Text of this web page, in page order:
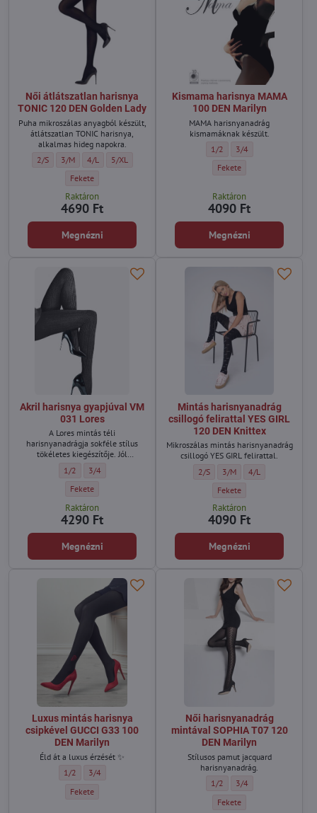
Női átlátszatlan harisnya
TONIC 120 DEN Golden Lady
Puha mikroszálas anyagból készült,
átlátszatlan TONIC harisnya,
alkalmas hideg napokra.
Női átlátszatlan harisnya TONIC 120 DEN Golden Lady - Méret:
2/S Női átlátszatlan harisnya TONIC 120 DEN Golden Lady - Méret:
3/M Női átlátszatlan harisnya TONIC 120 DEN Golden Lady - Méret:
4/L Női átlátszatlan harisnya TONIC 120 DEN Golden Lady -
5/XL
Női átlátszatlan harisnya TONIC 120 DEN Golden Lady - Szín:
Fekete
Raktáron
4690 Ft
Megnézni
Kismama harisnya MAMA
100 DEN Marilyn
MAMA harisnyanadrág
kismamáknak készült.
Kismama harisnya MAMA
1/2 Kismama harisnya
3/4
Kismama harisnya MAMA
Fekete
Raktáron
4090 Ft
Megnézni
Akril harisnya gyapjúval VM
031 Lores
A Lores mintás téli
harisnyanadrágja sokféle stílus
tökéletes kiegészítője. Jól
gyapjúkabáthoz és hosszú
csizmához, sportos változatban
túrabakancshoz.
Akril harisnya gyapjúval VM 031 Lores - Méret:
1/2 Akril harisnya gyapjúval VM 031 Lores - Méret:
3/4
Akril harisnya gyapjúval VM 031 Lores - Szín:
Fekete
Raktáron
4290 Ft
Megnézni
Mintás harisnyanadrág
csillogó felirattal YES GIRL
120 DEN Knittex
Mikroszálas mintás harisnyanadrág
csillogó YES GIRL felirattal.
Mintás harisnyanadrág csillogó
2/S Mintás harisnyanadrág
3/M Mintás
4/L
Mintás harisnyanadrág
Fekete
Raktáron
4090 Ft
Megnézni
Luxus mintás harisnya
csipkével GUCCI G33 100
DEN Marilyn
Éld át a luxus érzését ✨
Luxus mintás harisnya csipkével GUCCI G33 100 DEN Marilyn - Méret:
1/2 Luxus mintás harisnya csipkével GUCCI G33 100 DEN Marilyn -
3/4
Luxus mintás harisnya csipkével GUCCI G33 100 DEN Marilyn - Szín:
Fekete
Női harisnyanadrág
mintával SOPHIA T07 120
DEN Marilyn
Stílusos pamut jacquard
harisnyanadrág.
Női harisnyanadrág mintával
1/2 Női harisnyanadrág
3/4
Női harisnyanadrág
Fekete